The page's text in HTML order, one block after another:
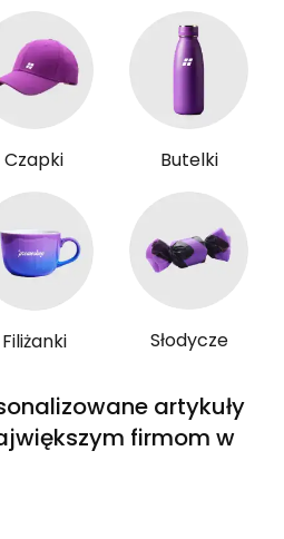
Czapki Butelki
Filiżanki Słodycze
artykuły
firmom w